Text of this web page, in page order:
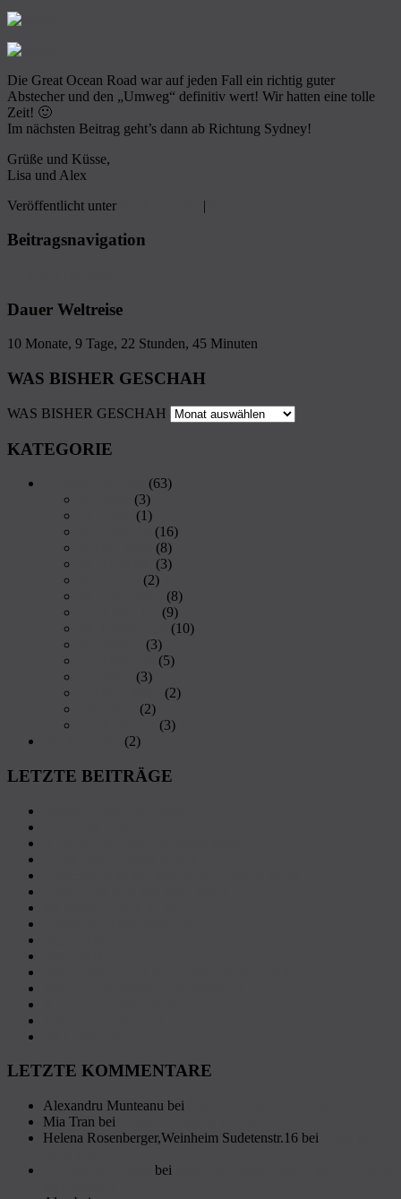
Die Great Ocean Road war auf jeden Fall ein richtig guter
Abstecher und den „Umweg“ definitiv wert! Wir hatten eine tolle
Zeit! 🙂
Im nächsten Beitrag geht’s dann ab Richtung Sydney!
Grüße und Küsse,
Lisa und Alex
Veröffentlicht unter
|
Beitragsnavigation
Dauer Weltreise
10 Monate, 9 Tage, 22 Stunden, 45 Minuten
WAS BISHER GESCHAH
WAS BISHER GESCHAH
KATEGORIE
(63)
(3)
(1)
(16)
(8)
(3)
(2)
(8)
(9)
(10)
(3)
(5)
(3)
(2)
(2)
(3)
(2)
LETZTE BEITRÄGE
LETZTE KOMMENTARE
Alexandru Munteanu bei
Mia Tran bei
Helena Rosenberger,Weinheim Sudetenstr.16 bei
bei